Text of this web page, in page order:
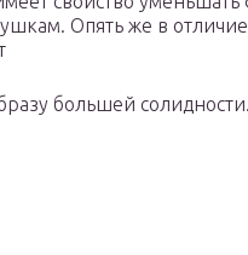
Опять же в
большей солидности.